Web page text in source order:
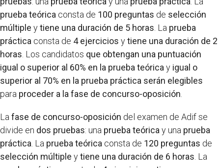
prueba teórica consta de 100 preguntas de selección
múltiple ytiene una duración de 5 horas . La prueba
práctica consta de 4 ejercicios ytiene una duración de 2
horas . Los candidatos que obtengan una puntuación
igual o superior al 60% en la prueba teórica y igual o
superior al 70% en la prueba práctica serán elegibles
para proceder a la fase de concurso-oposición
La fase de concurso-oposición del examen de Adif se
divide en dos pruebas: una prueba teórica y una prueba
práctica . La prueba teórica consta de 120 preguntas de
selección múltiple ytiene una duración de 6 horas . La